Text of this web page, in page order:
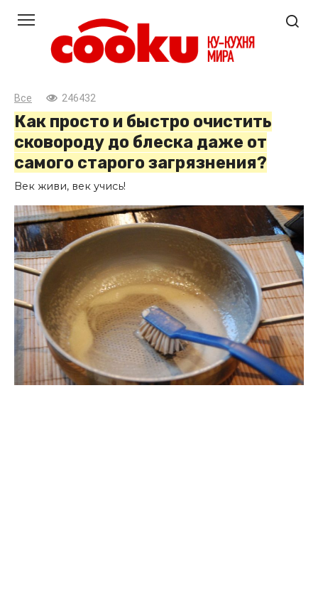
контенту
Все 246432
Как просто и быстро очистить
сковороду до блеска даже от
самого старого загрязнения?
Век живи, век учись!